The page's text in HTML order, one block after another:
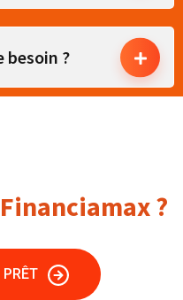
besoin ?
?
PRÊT